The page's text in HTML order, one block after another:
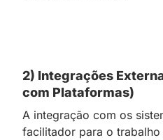
2) Integrações
com Plataformas)
A integração com os
facilitador para o